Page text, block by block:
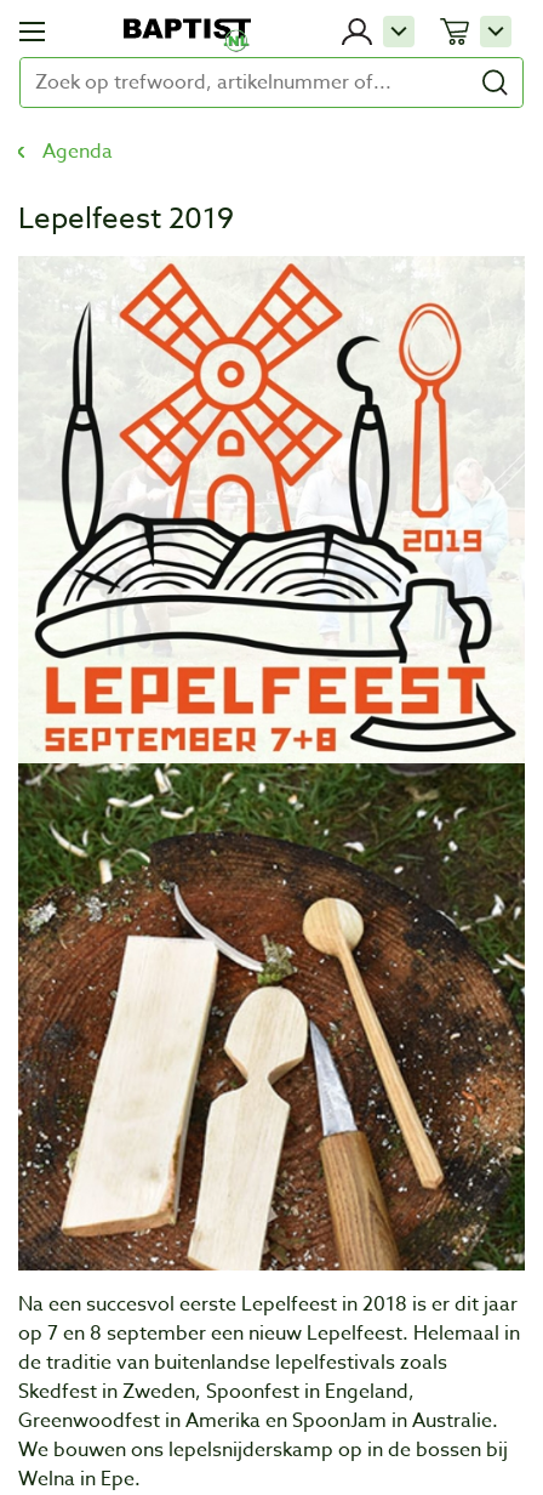
Agenda
Lepelfeest 2019
Na een succesvol eerste Lepelfeest in 2018 is er dit jaar
op 7 en 8 september een nieuw Lepelfeest. Helemaal in
de traditie van buitenlandse lepelfestivals zoals
Skedfest in Zweden, Spoonfest in Engeland,
Greenwoodfest in Amerika en SpoonJam in Australie.
We bouwen ons lepelsnijderskamp op in de bossen bij
Welna in Epe.